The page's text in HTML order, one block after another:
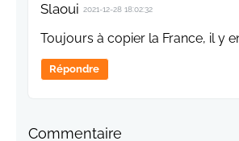
Slaoui 2021-12-28 18:02:32
Toujours à copier la France, il y
Répondre
Commentaire